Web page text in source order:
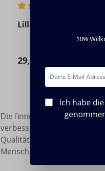
Durchschnittliche
Lillagunga Tree Kit
Regulärer Preis:
29,00 €
Die finnische Designfirma
verbessern. Lillagunga
Qualität. Mit Ihren
Menschen bringen.
10%
Ich habe die